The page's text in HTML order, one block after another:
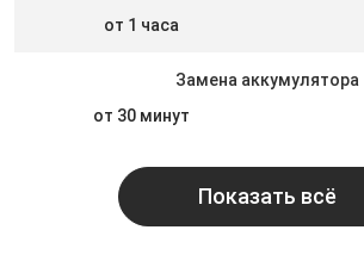
от 1 часа
Замена аккумулятора
от 30 минут
Показать всё